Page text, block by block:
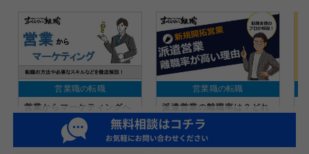
営業職の転職
営業からマーケティングへ
の転職難易度は？必要なス
キルや経験も紹介！
営業職の転職
派遣営業の離職率は？どれ
くらいキツいのかすべてお
話しします！